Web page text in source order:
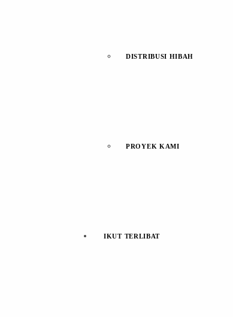
DISTRIBUSI HIBAH
PROYEK KAMI
IKUT TERLIBAT